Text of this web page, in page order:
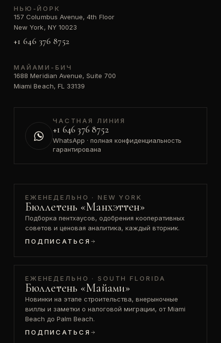
НЬЮ-ЙОРК
157 Columbus Avenue, 4th Floor
New York, NY 10023
+1 646 376 8752
МАЙАМИ-БИЧ
1688 Meridian Avenue, Suite 700
Miami Beach, FL 33139
ЧАСТНАЯ ЛИНИЯ
+1 646 376 8752
WhatsApp · полная конфиденциальность
гарантирована
ЕЖЕНЕДЕЛЬНО · NEW YORK
Бюллетень «Манхэттен»
Подборка пентхаусов, одобрения кооперативных
советов и ценовая аналитика, каждый вторник.
ПОДПИСАТЬСЯ
ЕЖЕНЕДЕЛЬНО · SOUTH FLORIDA
Бюллетень «Майами»
Новинки на этапе строительства, внерыночные
виллы и заметки о налоговой миграции, от Miami
Beach до Palm Beach.
ПОДПИСАТЬСЯ